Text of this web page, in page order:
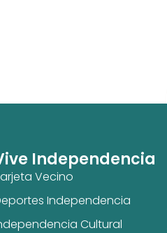
Independencia
Vecino
Independencia
Cultural